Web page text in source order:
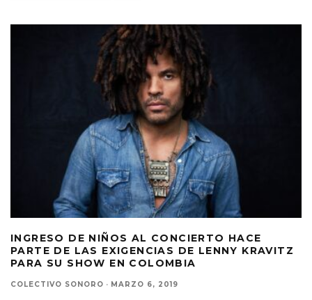
INGRESO DE NIÑOS AL CONCIERTO HACE
PARTE DE LAS EXIGENCIAS DE LENNY KRAVITZ
PARA SU SHOW EN COLOMBIA
COLECTIVO SONORO · MARZO 6, 2019